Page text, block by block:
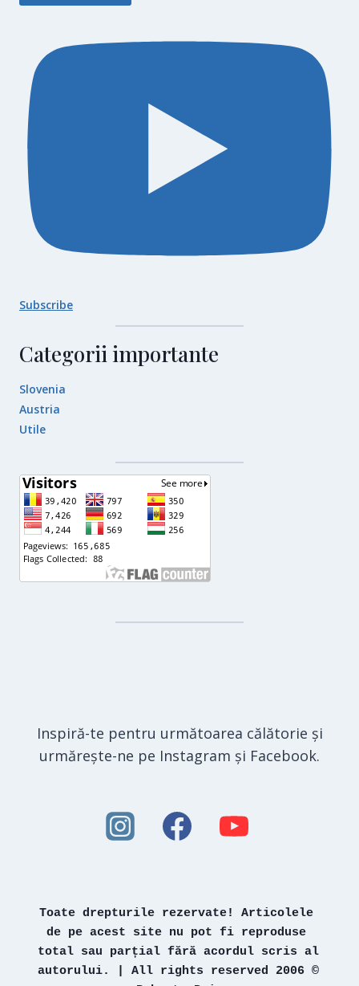
Subscribe
Categorii importante
Slovenia
Austria
Utile
Inspiră-te pentru următoarea călătorie și
urmărește-ne pe Instagram și Facebook.
Toate drepturile rezervate! Articolele
de pe acest site nu pot fi reproduse
total sau parțial fără acordul scris al
autorului. | All rights reserved 2006 ©